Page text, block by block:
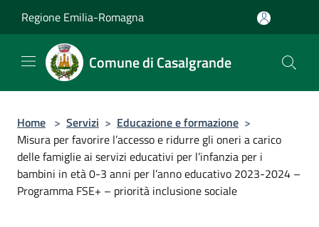
Regione Emilia-Romagna
Comune di Casalgrande
Home > Servizi > Educazione e formazione >
Misura per favorire l’accesso e ridurre gli oneri a carico
delle famiglie ai servizi educativi per l’infanzia per i
bambini in età 0-3 anni per l’anno educativo 2023-2024 –
Programma FSE+ – priorità inclusione sociale